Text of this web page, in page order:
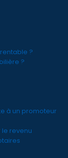
?
?
à un promoteur
le revenu